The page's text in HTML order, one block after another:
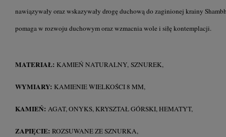
nawiązywały oraz wskazywały drogę duchową do zaginionej krainy
pomaga w rozwoju duchowym oraz wzmacnia wole i siłę kontemplacji.
MATERIAŁ: KAMIEŃ NATURALNY, SZNUREK,
WYMIARY: KAMIENIE WIELKOŚCI 8 MM,
KAMIEŃ: AGAT, ONYKS, KRYSZTAŁ GÓRSKI, HEMATYT,
ZAPIĘCIE: ROZSUWANE ZE SZNURKA,